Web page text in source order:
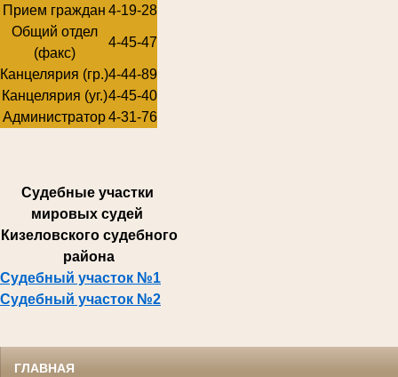
Прием граждан 4-19-28
Общий отдел
(факс)
4-45-47
Канцелярия (гр.)4-44-89
Канцелярия (уг.)4-45-40
Администратор4-31-76
Судебные участки
мировых судей
Кизеловского судебного
района
Судебный участок №1
Судебный участок №2
ГЛАВНАЯ